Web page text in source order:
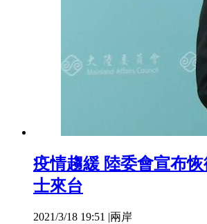
疫情趨緩 陸委會宣布
士來台
2021/3/18 19:51 |兩岸